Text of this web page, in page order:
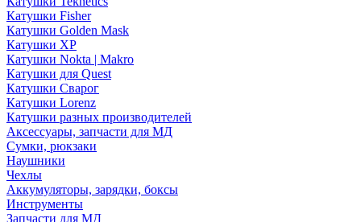
Катушки Fisher
Катушки Golden Mask
Катушки XP
Катушки Nokta | Makro
Катушки для Quest
Катушки Сварог
Катушки Lorenz
Катушки разных производителей
Аксессуары, запчасти для МД
Сумки, рюкзаки
Наушники
Чехлы
Аккумуляторы, зарядки, боксы
Инструменты
Запчасти для МД